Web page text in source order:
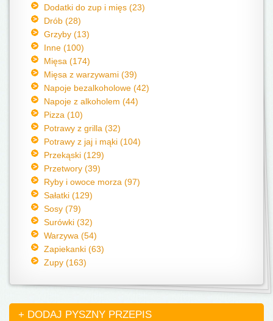
Dodatki do zup i mięs (23)
Drób (28)
Grzyby (13)
Inne (100)
Mięsa (174)
Mięsa z warzywami (39)
Napoje bezalkoholowe (42)
Napoje z alkoholem (44)
Pizza (10)
Potrawy z grilla (32)
Potrawy z jaj i mąki (104)
Przekąski (129)
Przetwory (39)
Ryby i owoce morza (97)
Sałatki (129)
Sosy (79)
Surówki (32)
Warzywa (54)
Zapiekanki (63)
Zupy (163)
+ DODAJ PYSZNY PRZEPIS